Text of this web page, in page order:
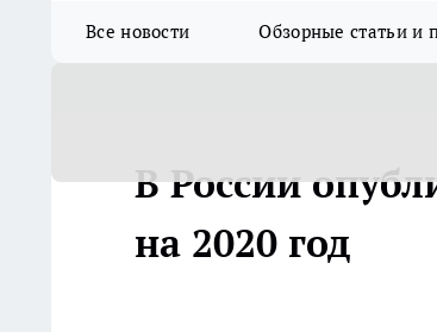
Все новости Обзорные статьи и
В России
на 2020 год